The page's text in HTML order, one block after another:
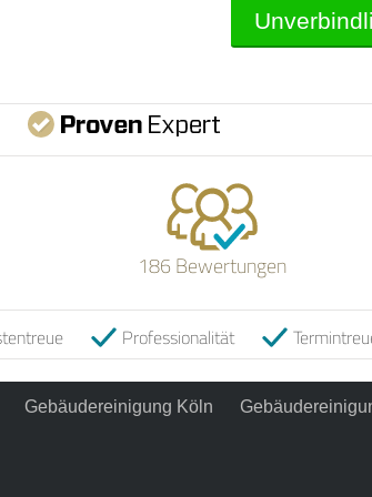
186 Bewertungen
Professionalität
Gebäudereinigung Köln